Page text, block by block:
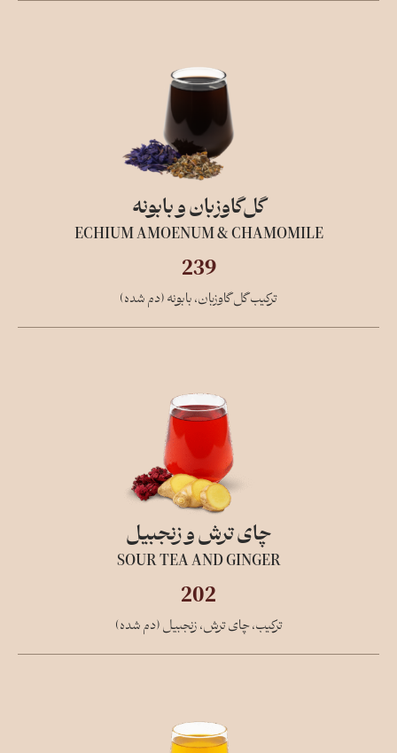
گل‌گاو‌زبان و بابونه
ECHIUM AMOENUM & CHAMOMILE
239
ترکیب گل گاوزبان، بابونه (دم شده)
چای ترش و زنجبیل
SOUR TEA AND GINGER
202
ترکیب، چای ترش، زنجبیل (دم شده)